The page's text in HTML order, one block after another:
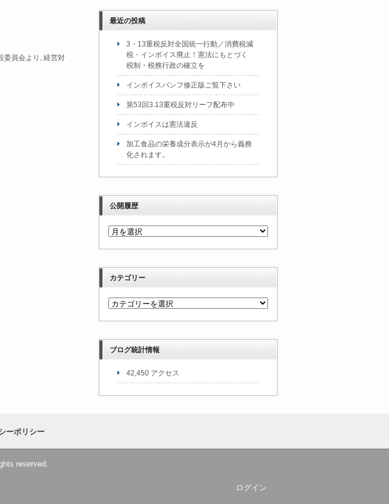
委員会より , 経営対
最近の投稿
3・13重税反対全国統一行動／消費税減
税・インボイス廃止！憲法にもとづく
税制・税務行政の確立を
インボイスパンフ修正版ご覧下さい
第53回3.13重税反対リーフ配布中
インボイスは憲法違反
加工食品の栄養成分表示が4月から義務
化されます。
公開履歴
カテゴリー
ブログ統計情報
42,450 アクセス
ーポリシー
reserved.
ログイン